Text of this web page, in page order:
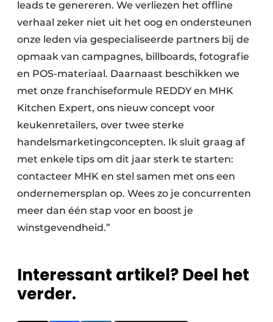
leads te genereren. We verliezen het offline
verhaal zeker niet uit het oog en ondersteunen
onze leden via gespecialiseerde partners bij de
opmaak van campagnes, billboards, fotografie
en POS-materiaal. Daarnaast beschikken we
met onze franchiseformule REDDY en MHK
Kitchen Expert, ons nieuw concept voor
keukenretailers, over twee sterke
handelsmarketingconcepten. Ik sluit graag af
met enkele tips om dit jaar sterk te starten:
contacteer MHK en stel samen met ons een
ondernemersplan op. Wees zo je concurrenten
meer dan één stap voor en boost je
winstgevendheid.”
Interessant artikel? Deel het
verder.